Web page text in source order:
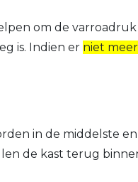
om de
is. Indien er niet meer
in de middelste
de kast terug